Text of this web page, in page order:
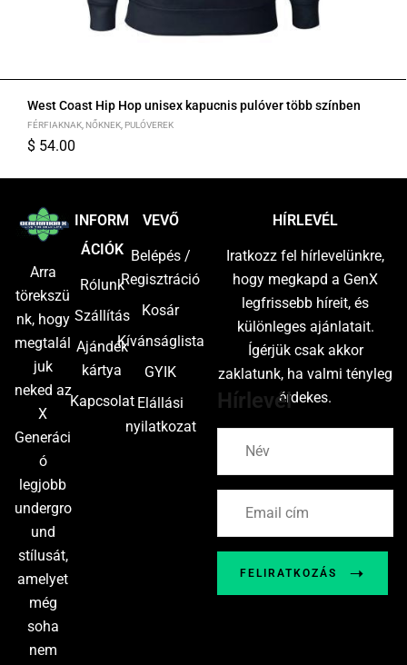
West Coast Hip Hop unisex kapucnis pulóver több színben
FÉRFIAKNAK, NŐKNEK, PULÓVEREK
$ 54.00
Arra
törekszü
nk, hogy
megtalál
juk
neked az
X
Generáci
ó
legjobb
undergro
und
stílusát,
amelyet
még
soha
nem
INFORM
ÁCIÓK
Rólunk
Szállítás
Ajándék
kártya
Kapcsolat
VEVŐ
Belépés /
Regisztráció
Kosár
Kívánságlista
GYIK
Elállási
nyilatkozat
HÍRLEVÉL
Iratkozz fel hírlevelünkre,
hogy megkapd a GenX
legfrissebb híreit, és
különleges ajánlatait.
Ígérjük csak akkor
zaklatunk, ha valmi tényleg
érdekes.
Hírlevél
FELIRATKOZÁS